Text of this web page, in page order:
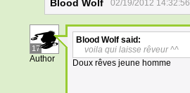
Blood Wolf 02/19/2012 14:32:56
17
Author
Blood Wolf said:
voila qui laisse rêveur ^^
Doux rêves jeune homme